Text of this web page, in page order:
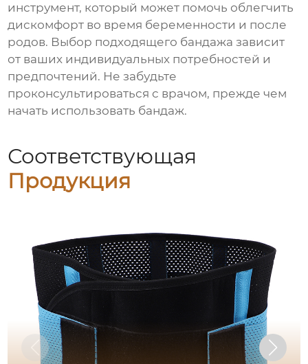
инструмент, который может помочь облегчить
дискомфорт во время беременности и после
родов. Выбор подходящего бандажа зависит
от ваших индивидуальных потребностей и
предпочтений. Не забудьте
проконсультироваться с врачом, прежде чем
начать использовать бандаж.
Соответствующая
Продукция